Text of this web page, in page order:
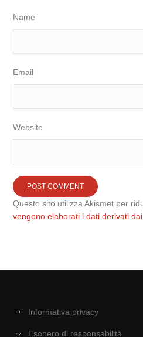
Name
Email
Website
Questo sito utilizza Akismet per
vengono elaborati i dati derivati
Informativa privacy
Esonero di responsabilità